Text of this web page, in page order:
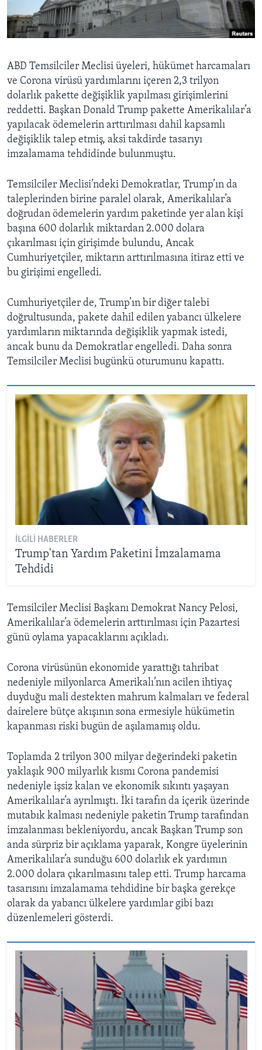
HAYATTAN
SANAT
BIZI TAKIP EDIN
Diller
ABD Temsilciler Meclisi üyeleri, hükümet harcamaları
ve Corona virüsü yardımlarını içeren 2,3 trilyon
dolarlık pakette değişiklik yapılması girişimlerini
reddetti. Başkan Donald Trump pakette Amerikalılar’a
yapılacak ödemelerin arttırılması dahil kapsamlı
değişiklik talep etmiş, aksi takdirde tasarıyı
imzalamama tehdidinde bulunmuştu.
Temsilciler Meclisi’ndeki Demokratlar, Trump’ın da
taleplerinden birine paralel olarak, Amerikalılar’a
doğrudan ödemelerin yardım paketinde yer alan kişi
başına 600 dolarlık miktardan 2.000 dolara
çıkarılması için girişimde bulundu, Ancak
Cumhuriyetçiler, miktarın arttırılmasına itiraz etti ve
bu girişimi engelledi.
Cumhuriyetçiler de, Trump’ın bir diğer talebi
doğrultusunda, pakete dahil edilen yabancı ülkelere
yardımların miktarında değişiklik yapmak istedi,
ancak bunu da Demokratlar engelledi. Daha sonra
Temsilciler Meclisi bugünkü oturumunu kapattı.
İLGILI HABERLER
Trump'tan Yardım Paketini İmzalamama
Tehdidi
Temsilciler Meclisi Başkanı Demokrat Nancy Pelosi,
Amerikalılar’a ödemelerin arttırılması için Pazartesi
günü oylama yapacaklarını açıkladı.
Corona virüsünün ekonomide yarattığı tahribat
nedeniyle milyonlarca Amerikalı’nın acilen ihtiyaç
duyduğu mali destekten mahrum kalmaları ve federal
dairelere bütçe akışının sona ermesiyle hükümetin
kapanması riski bugün de aşılamamış oldu.
Toplamda 2 trilyon 300 milyar değerindeki paketin
yaklaşık 900 milyarlık kısmı Corona pandemisi
nedeniyle işsiz kalan ve ekonomik sıkıntı yaşayan
Amerikalılar’a ayrılmıştı. İki tarafın da içerik üzerinde
mutabık kalması nedeniyle paketin Trump tarafından
imzalanması bekleniyordu, ancak Başkan Trump son
anda sürpriz bir açıklama yaparak, Kongre üyelerinin
Amerikalılar’a sunduğu 600 dolarlık ek yardımın
2.000 dolara çıkarılmasını talep etti. Trump harcama
tasarısını imzalamama tehdidine bir başka gerekçe
olarak da yabancı ülkelere yardımlar gibi bazı
düzenlemeleri gösterdi.